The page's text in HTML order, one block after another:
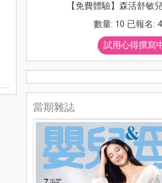
【免費體驗】森活舒敏
數量: 10 已報名:
試用心得撰寫
當期雜誌